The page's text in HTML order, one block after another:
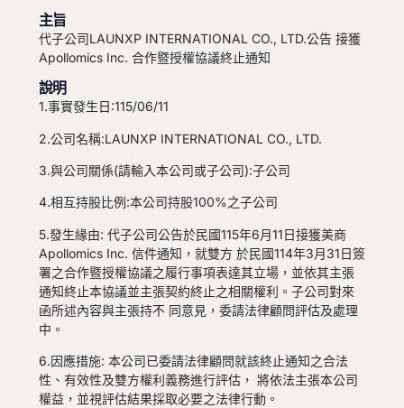
主旨
代子公司LAUNXP INTERNATIONAL CO., LTD.公告 接獲
Apollomics Inc. 合作暨授權協議終止通知
說明
1.事實發生日:115/06/11
2.公司名稱:LAUNXP INTERNATIONAL CO., LTD.
3.與公司關係(請輸入本公司或子公司):子公司
4.相互持股比例:本公司持股100%之子公司
5.發生緣由: 代子公司公告於民國115年6月11日接獲美商
Apollomics Inc. 信件通知，就雙方 於民國114年3月31日簽
署之合作暨授權協議之履行事項表達其立場，並依其主張
通知終止本協議並主張契約終止之相關權利。子公司對來
函所述內容與主張持不 同意見，委請法律顧問評估及處理
中。
6.因應措施: 本公司已委請法律顧問就該終止通知之合法
性、有效性及雙方權利義務進行評估， 將依法主張本公司
權益，並視評估結果採取必要之法律行動。